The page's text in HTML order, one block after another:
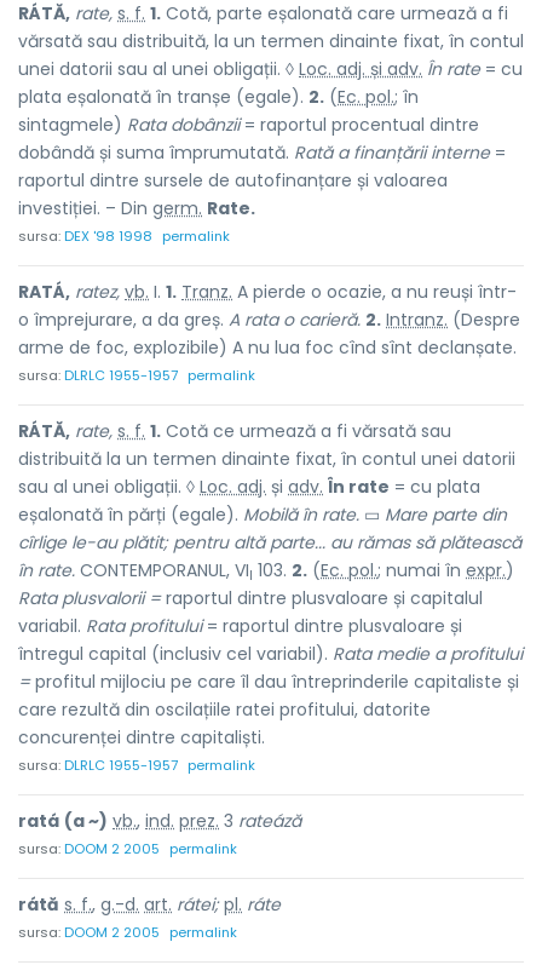
RÁTĂ, rate, s. f. 1. Cotă, parte eșalonată care urmează a fi
vărsată sau distribuită, la un termen dinainte fixat, în contul
unei datorii sau al unei obligații. ◊ Loc. adj. și adv. În rate= cu
plata eșalonată în tranșe (egale). 2. (Ec. pol.; în
sintagmele) Rata dobânzii= raportul procentual dintre
dobândă și suma împrumutată. Rată a finanțării interne=
raportul dintre sursele de autofinanțare și valoarea
investiției. – Din germ. Rate.
sursa:DEX '98 1998 permalink
RATÁ, ratez, vb. I. 1. Tranz. A pierde o ocazie, a nu reuși într-
o împrejurare, a da greș. A rata o carieră. 2. Intranz. (Despre
arme de foc, explozibile) A nu lua foc cînd sînt declanșate.
sursa:DLRLC 1955-1957 permalink
RÁTĂ, rate, s. f. 1. Cotă ce urmează a fi vărsată sau
distribuită la un termen dinainte fixat, în contul unei datorii
sau al unei obligații. ◊ Loc. adj. și adv. În rate = cu plata
eșalonată în părți (egale). Mobilă în rate. ▭ Mare parte din
cîrlige le-au plătit; pentru altă parte... au rămas să plătească
în rate. CONTEMPORANUL, VII 103. 2. (Ec. pol.; numai în expr.)
Rata plusvalorii =raportul dintre plusvaloare și capitalul
variabil. Rata profitului= raportul dintre plusvaloare și
întregul capital (inclusiv cel variabil). Rata medie a profitului
=profitul mijlociu pe care îl dau întreprinderile capitaliste și
care rezultă din oscilațiile ratei profitului, datorite
concurenței dintre capitaliști.
sursa:DLRLC 1955-1957 permalink
ratá (a ~) vb., ind. prez. 3 rateáză
sursa:DOOM 2 2005 permalink
rátă s. f., g.-d. art. rátei; pl. ráte
sursa:DOOM 2 2005 permalink